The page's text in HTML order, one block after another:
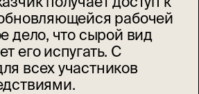
рабочей
дело, что сырой вид
его испугать. С
всех участников